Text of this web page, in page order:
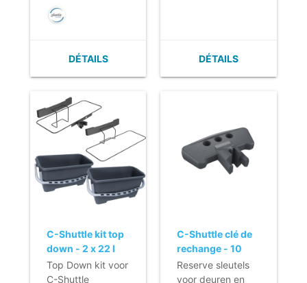
DÉTAILS DÉTAILS
C-Shuttle kit top
down - 2 x 22 l
Top Down kit voor
C-Shuttle
C-Shuttle clé de
rechange - 10
pièces
Reserve sleutels
voor deuren en